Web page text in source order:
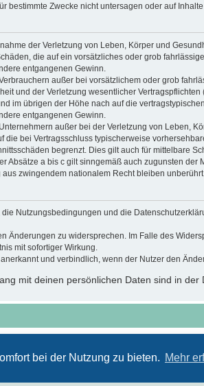
bei der Nutzung zu bieten. Mehr
bestimmte Zwecke nicht untersagen oder auf
der Verletzung von Leben, Körper und
die auf ein vorsätzliches oder grob
entgangenen Gewinn.
außer bei vorsätzlichem oder grob
und der Verletzung wesentlicher
im übrigen der Höhe nach auf die
entgangenen Gewinn.
außer bei der Verletzung von Leben,
die bei Vertragsschluss typischerweise
begrenzt. Dies gilt auch für mittelbare
Absätze a bis c gilt sinngemäß auch zugunsten
zwingendem nationalem Recht bleiben
die Nutzungsbedingungen und die
Änderungen zu widersprechen. Im Falle des
mit sofortiger Wirkung.
und verbindlich, wenn der Nutzer den
mit deinen persönlichen Daten sind in der
Powered by phpBB® Forum Software ©
Deutsche Übersetzung durch